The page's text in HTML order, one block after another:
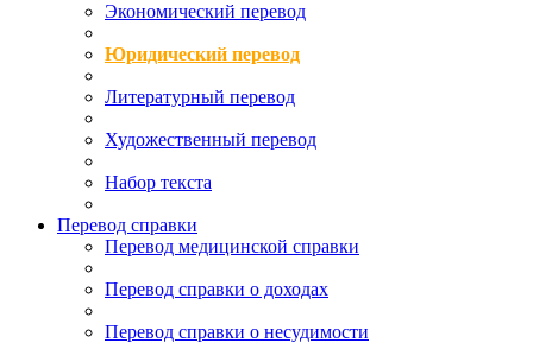
Экономический перевод
Юридический перевод
Литературный перевод
Художественный перевод
Набор текста
Перевод справки
Перевод медицинской справки
Перевод справки о доходах
Перевод справки о несудимости